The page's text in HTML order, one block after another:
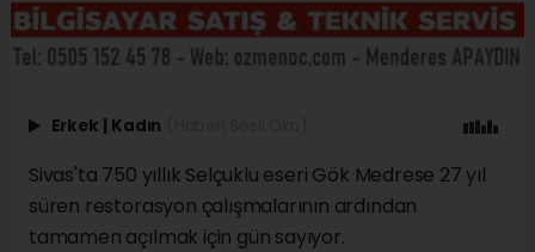
Erkek | Kadın
Sivas'ta 750 yıllık Selçuklu eseri Gök Medrese 27 yıl
süren restorasyon çalışmalarının ardından
tamamen açılmak için gün sayıyor.